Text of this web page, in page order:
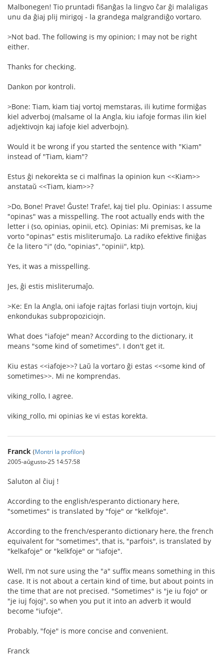
Malbonegen! Tio pruntadi fiŝanĝas la lingvo ĉar ĝi malaligas
unu da ĝiaj plij mirigoj - la grandega malgrandiĝo vortaro.
>Not bad. The following is my opinion; I may not be right
either.
Thanks for checking.
Dankon por kontroli.
>Bone: Tiam, kiam tiaj vortoj memstaras, ili kutime formiĝas
kiel adverboj (malsame ol la Angla, kiu iafoje formas ilin kiel
adjektivojn kaj iafoje kiel adverbojn).
Would it be wrong if you started the sentence with "Kiam"
instead of "Tiam, kiam"?
Estus ĝi nekorekta se ci malfinas la opinion kun <<Kiam>>
anstataŭ <<Tiam, kiam>>?
>Do, Bone! Prave! Ĝuste! Trafe!, kaj tiel plu. Opinias: I assume
"opinas" was a misspelling. The root actually ends with the
letter i (so, opinias, opinii, etc). Opinias: Mi premisas, ke la
vorto "opinas" estis misliterumaĵo. La radiko efektive finiĝas
ĉe la litero "i" (do, "opinias", "opinii", ktp).
Yes, it was a misspelling.
Jes, ĝi estis misliterumaĵo.
>Ke: En la Angla, oni iafoje rajtas forlasi tiujn vortojn, kiuj
enkondukas subpropoziciojn.
What does "iafoje" mean? According to the dictionary, it
means "some kind of sometimes". I don't get it.
Kiu estas <<iafoje>>? Laŭ la vortaro ĝi estas <<some kind of
sometimes>>. Mi ne komprendas.
viking_rollo, I agree.
viking_rollo, mi opinias ke vi estas korekta.
Franck (Montri la profilon)
2005-aŭgusto-25 14:57:58
Saluton al ĉiuj !
According to the english/esperanto dictionary here,
"sometimes" is translated by "foje" or "kelkfoje".
According to the french/esperanto dictionary here, the french
equivalent for "sometimes", that is, "parfois", is translated by
"kelkafoje" or "kelkfoje" or "iafoje".
Well, I'm not sure using the "a" suffix means something in this
case. It is not about a certain kind of time, but about points in
the time that are not precised. "Sometimes" is "je iu fojo" or
"je iuj fojoj", so when you put it into an adverb it would
become "iufoje".
Probably, "foje" is more concise and convenient.
Franck